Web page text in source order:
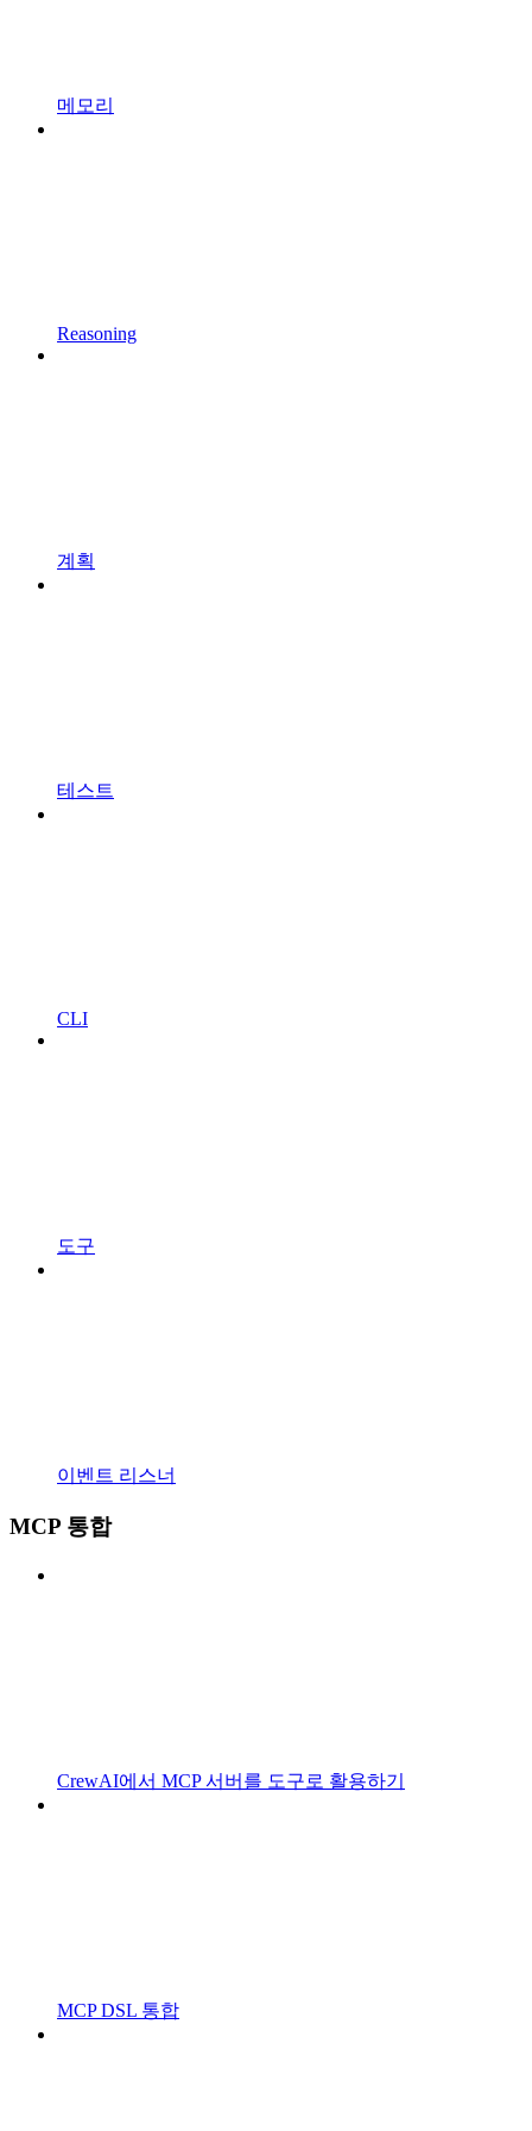
메모리
Reasoning
계획
테스트
CLI
도구
이벤트 리스너
MCP 통합
CrewAI에서 MCP 서버를 도구로 활용하기
MCP DSL 통합